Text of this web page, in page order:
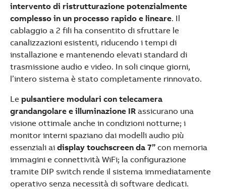
intervento di ristrutturazione potenzialmente
complesso in un processo rapido e lineare. Il
cablaggio a 2 fili ha consentito di sfruttare le
canalizzazioni esistenti, riducendo i tempi di
installazione e mantenendo elevati standard di
trasmissione audio e video. In soli cinque giorni,
l’intero sistema è stato completamente rinnovato.
Le pulsantiere modulari con telecamera
grandangolare e illuminazione IR assicurano una
visione ottimale anche in condizioni notturne; i
monitor interni spaziano dai modelli audio più
essenziali ai display touchscreen da 7” con memoria
immagini e connettività WiFi; la configurazione
tramite DIP switch rende il sistema immediatamente
operativo senza necessità di software dedicati.